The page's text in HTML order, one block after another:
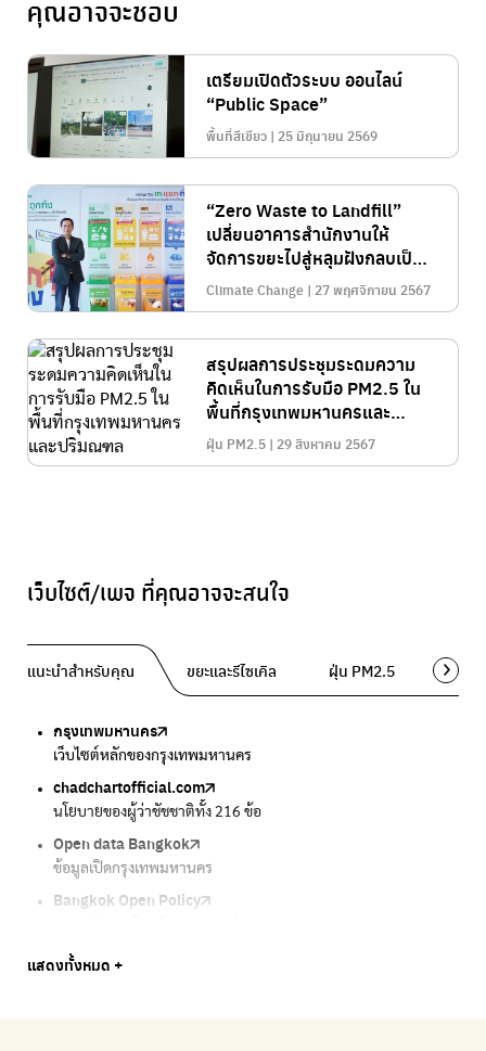
คุณอาจจะชอบ
เตรียมเปิดตัวระบบ ออนไลน์
“Public Space”
พื้นที่สีเขียว | 25 มิถุนายน 2569
“Zero Waste to Landfill”
เปลี่ยนอาคารสำนักงานให้
จัดการขยะไปสู่หลุมฝังกลบเป็น
ศูนย์
Climate Change | 27 พฤศจิกายน 2567
สรุปผลการประชุมระดมความ
คิดเห็นในการรับมือ PM2.5 ใน
พื้นที่กรุงเทพมหานครและ
ปริมณฑล
ฝุ่น PM2.5 | 29 สิงหาคม 2567
เว็บไซต์/เพจ ที่คุณอาจจะสนใจ
แนะนำสำหรับคุณ ขยะและรีไซเคิล ฝุ่น PM2.5 พื้นที่สี
กรุงเทพมหานคร
เว็บไซต์หลักของกรุงเทพมหานคร
chadchartofficial.com
นโยบายของผู้ว่าชัชชาติทั้ง 216 ข้อ
Open data Bangkok
ข้อมูลเปิดกรุงเทพมหานคร
Bangkok Open Policy
Bangkok Trees
แสดงทั้งหมด +
Traffy Fondue
แจ้งปัญหาขยะ เพื่อให้หน่วยงานแก้ไข
BKK Zero Waste
กรุงเทพฯไม่เทรวม
ลุงซาเล้งกับขยะที่หายไป
เริ่มแยกขยะตั้งแต่วันนี้ เดี๋ยวลุงสอนให้
CHULA Zero Waste
Green2Get
Traffy Fondue
แจ้งปัญหาฝุ่น เพื่อให้หน่วยงานแก้ไข
Airbkk
รายงานคุณภาพอากาศในกรุงเทพมหานคร
Air4Thai
ตรวจสอบสภาพอากาศรอบตัวคุณง่ายๆ
กรมควบคุมมลพิษ
Line Alert
Bangkok Trees
ความคืบหน้าโครงการต้นไม้ล้านต้น
Greener Bangkok 2030
โครงการเพิ่มพื้นที่สีเขียวภายในปี 2030
We park
เครือข่ายพัฒนาเมืองและชุมชนสุขภาวะ
Thai Green Urban (TGU)
Urban Design and Development Center
DCCE
กรมการเปลี่ยนแปลงสภาพภูมิอากาศและสิ่งแวดล้อม
BangkokStories
เรื่องราวในกรุงเทพโดยครีเอเตอร์
กรมควบคุมมลพิษ
แหล่งข้อมูลเกี่ยวกับมาตรฐานคุณภาพอากาศ น้ำ และเสียง
Greenpeace
Climate Strike Thailand